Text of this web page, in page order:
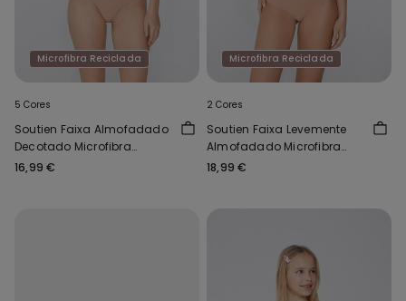
Microfibra Reciclada
5 Cores
Soutien Faixa Almofadado
Decotado Microfibra
Reciclada
16,99 €
Microfibra Reciclada
2 Cores
Soutien Faixa Levemente
Almofadado Microfibra
Reciclada Full Coverage
18,99 €